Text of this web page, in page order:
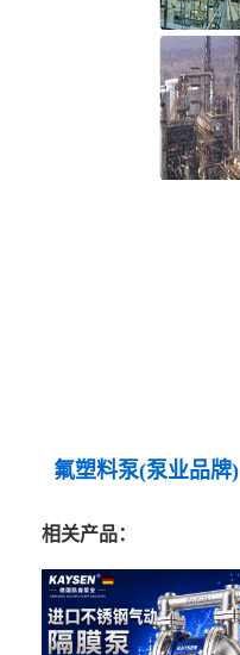
氟塑料泵(泵业品牌)
相关产品：